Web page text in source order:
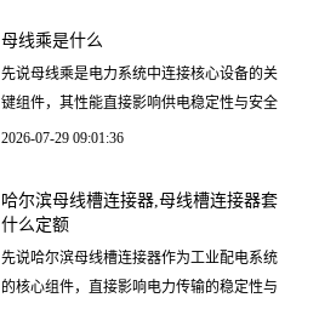
母线乘是什么
先说母线乘是电力系统中连接核心设备的关
键组件，其性能直接影响供电稳定性与安全
性。选择专业厂家（如新合电力）定制铜管
2026-07-29 09:01:36
哈尔滨母线槽连接器,母线槽连接器套
什么定额
先说哈尔滨母线槽连接器作为工业配电系统
的核心组件，直接影响电力传输的稳定性与